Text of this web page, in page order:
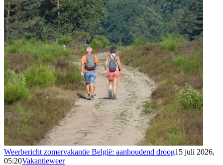
Weerbericht zomervakantie België: aanhoudend droog15 juli 2026,
05:20Vakantieweer